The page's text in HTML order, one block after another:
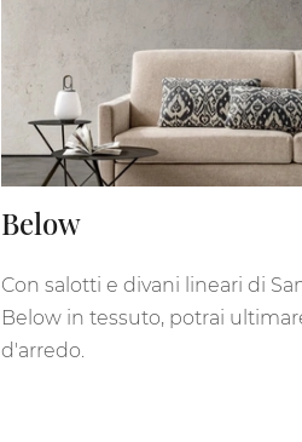
Below
Con salotti e divani lineari di
Below in tessuto, potrai
d'arredo.